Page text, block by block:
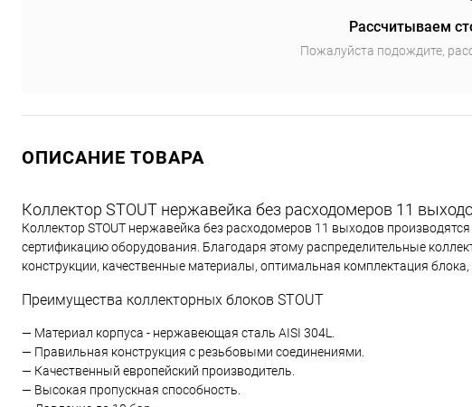
Рассчитываем
Пожалуйста подождите,
ОПИСАНИЕ ТОВАРА
Коллектор STOUT нержавейка без расходомеров 11
Коллектор STOUT нержавейка без расходомеров 11 выходов
сертификацию оборудования. Благодаря этому распределительные
конструкции, качественные материалы, оптимальная комплектация
Преимущества коллекторных блоков STOUT
— Материал корпуса - нержавеющая сталь AISI 304L.
— Правильная конструкция с резьбовыми соединениями.
— Качественный европейский производитель.
— Высокая пропускная способность.